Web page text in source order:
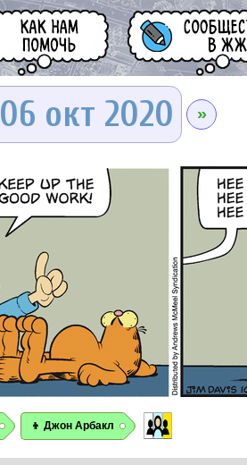
06 окт 2020 »
👦 Джон Арбакл